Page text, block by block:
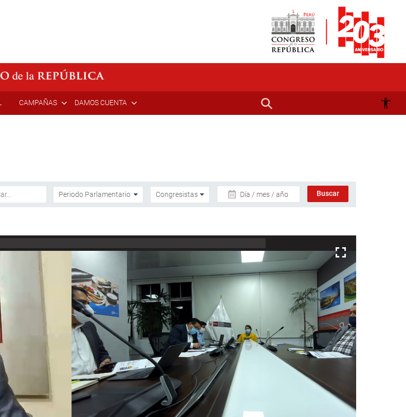
CAMPAÑAS DAMOS CUENTA
Día / mes / año